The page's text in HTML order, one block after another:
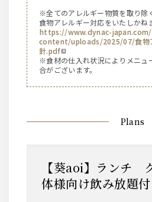
※全てのアレルギー物質を取り除
食物アレルギー対応をいたしかね
https://www.dynac-
content/uploads/2025/07/食物
針.pdf
※食材の仕入れ状況によりメニュ
合がございます。
Plans
【葵aoi】ランチ グループ＆団
体様向け飲み放題